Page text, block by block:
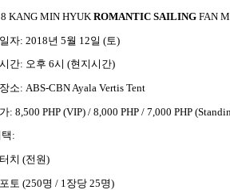
KANG MIN HYUK ROMANTIC SAILING FAN
자: 2018년 5월 12일 (토)
간: 오후 6시 (현지시간)
소: ABS-CBN Ayala Vertis Tent
: 8,500 PHP (VIP) / 8,000 PHP / 7,000 PHP
:
치 (전원)
토 (250명 / 1 장당 25명)